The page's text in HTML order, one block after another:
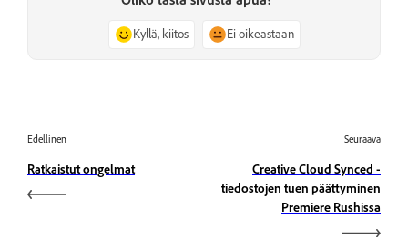
Kyllä, kiitos Ei oikeastaan
Edellinen
Ratkaistut ongelmat
Seuraava
Creative Cloud Synced -
tiedostojen tuen päättyminen
Premiere Rushissa